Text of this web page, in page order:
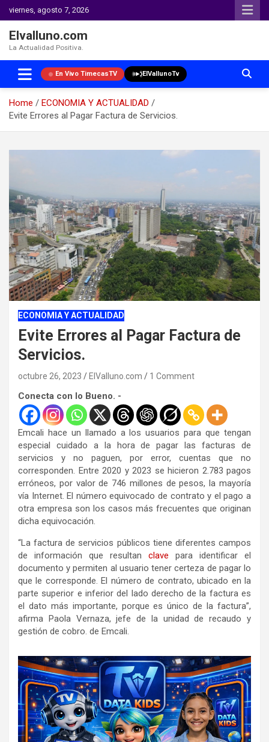
viernes, agosto 7, 2026
Elvalluno.com
La Actualidad Positiva.
En Vivo TimecasTV ElVallunoTv
Home
ECONOMIA Y ACTUALIDAD
Evite Errores al Pagar Factura de Servicios.
ECONOMIA Y ACTUALIDAD
Evite Errores al Pagar Factura de
Servicios.
octubre 26, 2023 ElValluno.com 1 Comment
Conecta con lo Bueno. -
Emcali hace un llamado a los usuarios para que tengan
especial cuidado a la hora de pagar las facturas de
servicios y no paguen, por error, cuentas que no
corresponden. Entre 2020 y 2023 se hicieron 2.783 pagos
erróneos, por valor de 746 millones de pesos, la mayoría
vía Internet. El número equivocado de contrato y el pago a
otra empresa son los casos más frecuentes que originan
dicha equivocación.
“La factura de servicios públicos tiene diferentes campos
de información que resultan clave para identificar el
documento y permiten al usuario tener certeza de pagar lo
que le corresponde. El número de contrato, ubicado en la
parte superior e inferior del lado derecho de la factura es
el dato más importante, porque es único de la factura”,
afirma Paola Vernaza, jefe de la unidad de recaudo y
gestión de cobro. de Emcali.